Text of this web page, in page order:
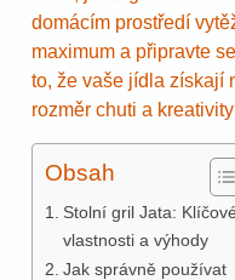
domácím prostředí
maximum a připravte
to, že vaše jídla získají
rozměr chuti a
Obsah
Stolní gril Jata: Klíčové
vlastnosti a výhody
Jak správně používat